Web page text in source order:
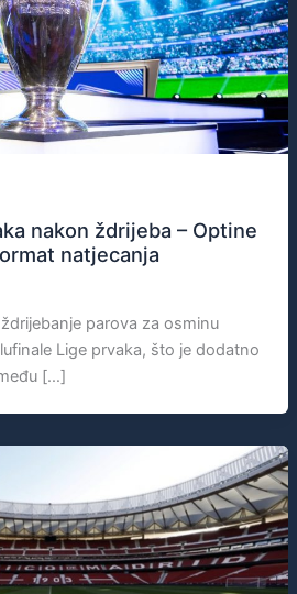
nakon ždrijeba – Optine
natjecanja
parova za osminu
Lige prvaka, što je dodatno
[…]